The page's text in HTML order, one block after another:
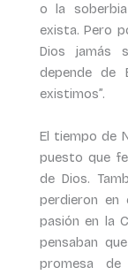
o la
exista. Pero
Dios jamás
depende de
existimos”.
El tiempo de
puesto que
de Dios.
perdieron
pasión en la
pensaban
promesa de